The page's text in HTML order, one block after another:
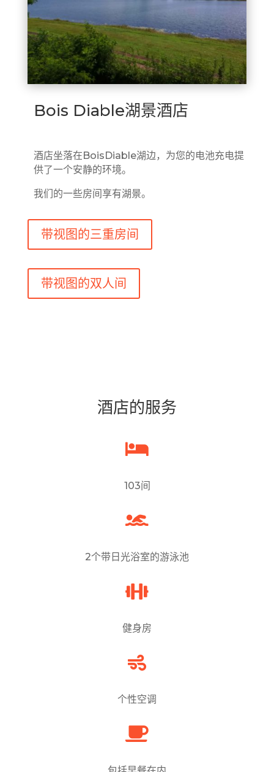
Bois Diable湖景酒店
酒店坐落在BoisDiable湖边，为您的电池充电提
供了一个安静的环境。
我们的一些房间享有湖景。
带视图的三重房间
带视图的双人间
酒店的服务

103间

2个带日光浴室的游泳池

健身房

个性空调
